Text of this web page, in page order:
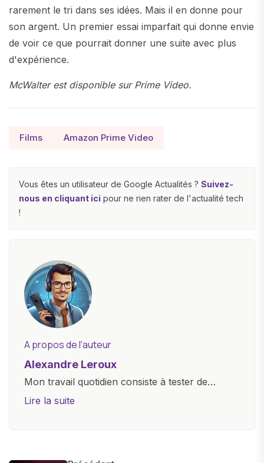
rarement le tri dans ses idées. Mais il en donne pour
son argent. Un premier essai imparfait qui donne envie
de voir ce que pourrait donner une suite avec plus
d'expérience.
McWalter est disponible sur Prime Video.
Films Amazon Prime Video
Vous êtes un utilisateur de Google Actualités ? Suivez-
nous en cliquant ici pour ne rien rater de l'actualité tech
!
A propos de l'auteur
Alexandre Leroux
Mon travail quotidien consiste à tester de
nouveaux appareils, à rédiger des critiques
Lire la suite